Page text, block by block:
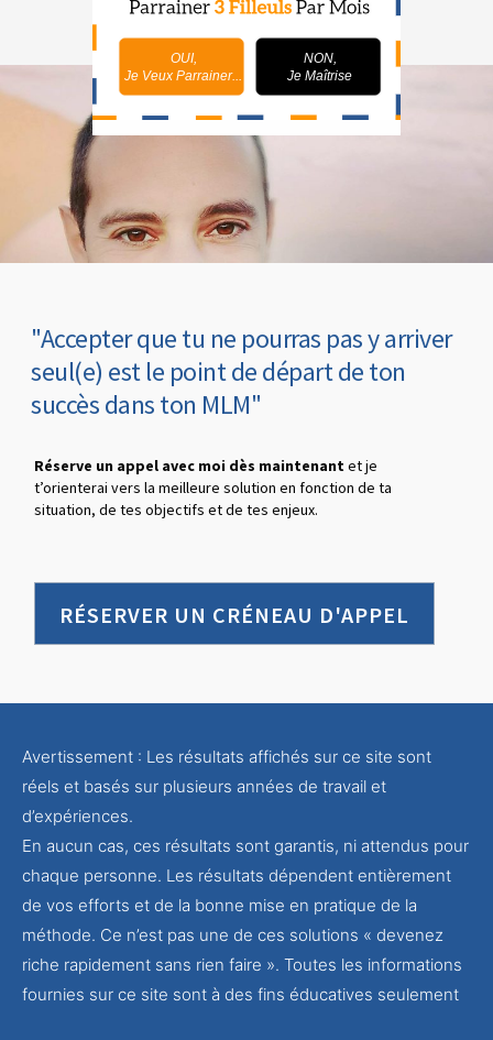
"Accepter que tu ne pourras pas y arriver
seul(e) est le point de départ de ton
succès dans ton MLM"
Réserve un appel avec moi dès maintenantet je
t’orienterai vers la meilleure solution en fonction de ta
situation, de tes objectifs et de tes enjeux.
RÉSERVER UN CRÉNEAU D'APPEL
Avertissement : Les résultats affichés sur ce site sont
réels et basés sur plusieurs années de travail et
d’expériences.
En aucun cas, ces résultats sont garantis, ni attendus pour
chaque personne. Les résultats dépendent entièrement
de vos efforts et de la bonne mise en pratique de la
méthode. Ce n’est pas une de ces solutions « devenez
riche rapidement sans rien faire ». Toutes les informations
fournies sur ce site sont à des fins éducatives seulement
OUI,
Je Veux Parrainer...
NON,
Je Maîtrise